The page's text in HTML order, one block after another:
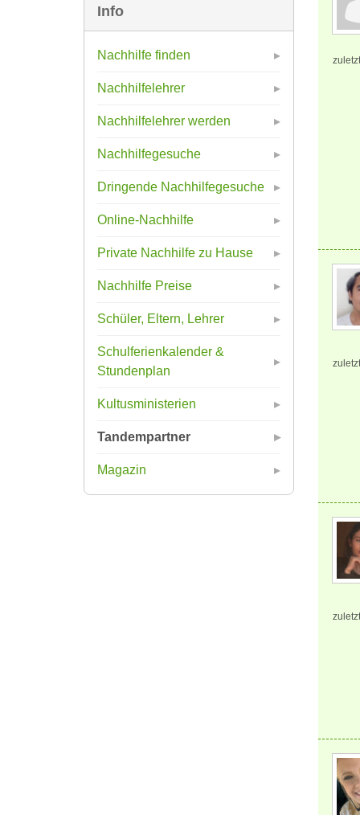
Info
Nachhilfe finden
Nachhilfelehrer
Nachhilfelehrer werden
Nachhilfegesuche
Dringende Nachhilfegesuche
Online-Nachhilfe
Private Nachhilfe zu Hause
Nachhilfe Preise
Schüler, Eltern, Lehrer
Schulferienkalender &
Stundenplan
Kultusministerien
Tandempartner
Magazin